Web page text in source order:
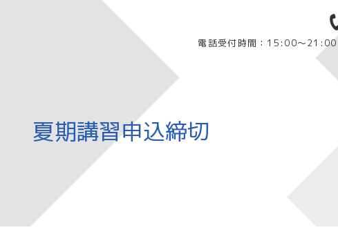
電話受付時間：15:00～
夏期講習申込締切